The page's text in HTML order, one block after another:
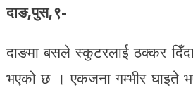
दाङ,पुस,९-
दाङमा बसले स्कुटरलाई ठक्कर
भएको छ । एकजना गम्भीर घाइते